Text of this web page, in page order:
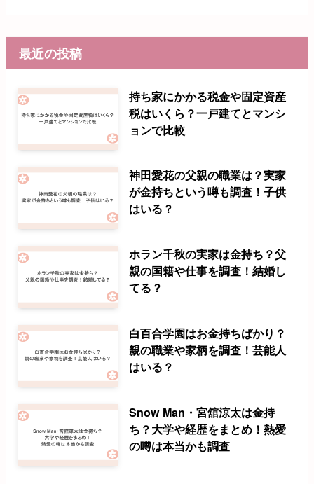
最近の投稿
持ち家にかかる税金や固定資産
税はいくら？一戸建てとマンシ
ョンで比較
神田愛花の父親の職業は？実家
が金持ちという噂も調査！子供
はいる？
ホラン千秋の実家は金持ち？父
親の国籍や仕事を調査！結婚し
てる？
白百合学園はお金持ちばかり？
親の職業や家柄を調査！芸能人
はいる？
Snow Man・宮舘涼太は金持
ち？大学や経歴をまとめ！熱愛
の噂は本当かも調査